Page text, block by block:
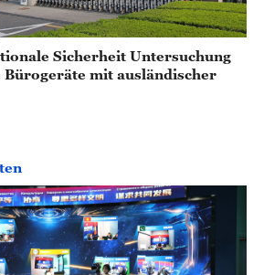
Sicherheit Untersuchung
mit ausländischer